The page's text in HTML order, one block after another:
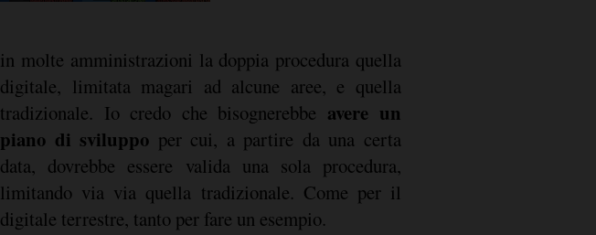
in molte amministrazioni la doppia procedura quella
digitale, limitata magari ad alcune aree, e quella
tradizionale. Io credo che bisognerebbe avere un
piano di sviluppo per cui, a partire da una certa
data, dovrebbe essere valida una sola procedura,
limitando via via quella tradizionale. Come per il
digitale terrestre, tanto per fare un esempio.